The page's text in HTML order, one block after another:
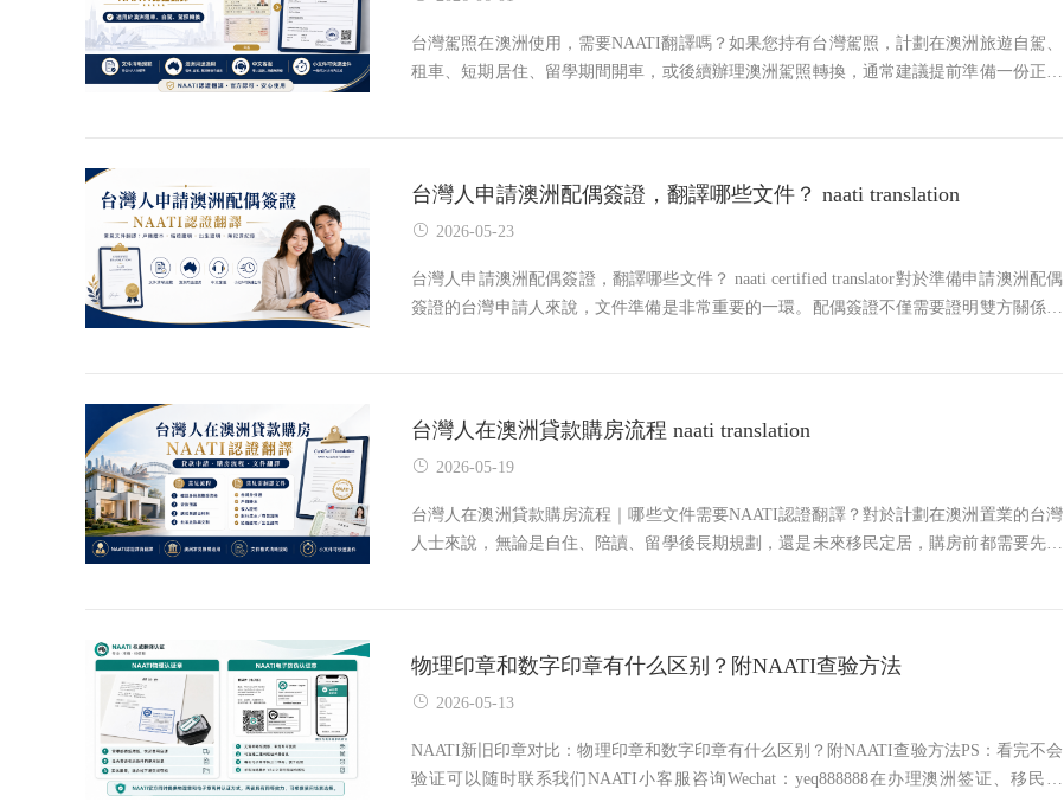
台灣駕照在澳洲使用，需要NAATI翻譯嗎？如果您持有台灣駕照，計劃在澳洲旅遊自駕、
租車、短期居住、留學期間開車，或後續辦理澳洲駕照轉換，通常建議提前準備一份正式
台灣人申請澳洲配偶簽證，翻譯哪些文件？ naati translation
2026-05-23
台灣人申請澳洲配偶簽證，翻譯哪些文件？ naati certified translator對於準備申請澳洲配偶
簽證的台灣申請人來說，文件準備是非常重要的一環。配偶簽證不僅需要證明雙方關係真
台灣人在澳洲貸款購房流程 naati translation
2026-05-19
台灣人在澳洲貸款購房流程｜哪些文件需要NAATI認證翻譯？對於計劃在澳洲置業的台灣
人士來說，無論是自住、陪讀、留學後長期規劃，還是未來移民定居，購房前都需要先了
物理印章和数字印章有什么区别？附NAATI查验方法
2026-05-13
NAATI新旧印章对比：物理印章和数字印章有什么区别？附NAATI查验方法PS：看完不会
验证可以随时联系我们NAATI小客服咨询Wechat：yeq888888在办理澳洲签证、移民申